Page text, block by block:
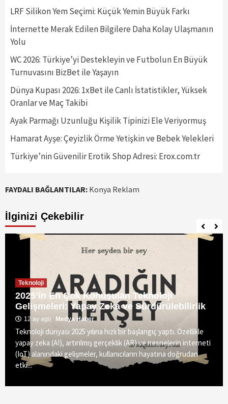
LRF Silikon Yem Seçimi: Küçük Yemin Büyük Farkı
İnternette Merak Edilen Bilgilere Daha Kolay Ulaşmanın
Yolu
WC 2026: Türkiye’yi Destekleyin ve Futbolun En Büyük
Turnuvasını BizBet ile Yaşayın
Dünya Kupası 2026: 1xBet ile Canlı İstatistikler, Yüksek
Oranlar ve Maç Takibi
Ayak Parmağı Uzunluğu Kişilik Tipinizi Ele Veriyormuş
Hamarat Ayşe: Çeyizlik Örme Yetişkin ve Bebek Yelekleri
Türkiye’nin Güvenilir Erotik Shop Adresi: Erox.com.tr
FAYDALI BAĞLANTILAR: Konya Reklam
İlginizi Çekebilir
Teknoloji
2025’in En Çok Konuşulan Teknoloji
Gelişmeleri: Yapay Zeka ve Sürdürülebilirlik
12 ay ago Medya Haber
Teknoloji dünyası 2025 yılına hızlı bir başlangıç yaptı. Özellikle
yapay zeka (AI), artırılmış gerçeklik (AR) ve nesnelerin interneti
(IoT) alanındaki gelişmeler, kullanıcıların hayatına doğrudan
etki...